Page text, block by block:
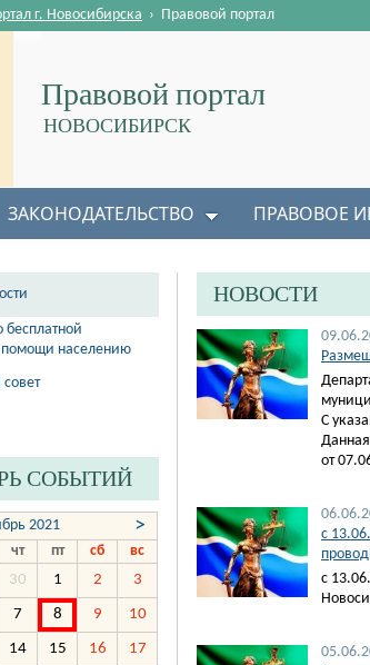
Правовой портал
НОВОСИБИРСК
г. Новосибирска › Правовой портал
ЗАКОНОДАТЕЛЬСТВО ПРАВОВОЕ
НОВОСТИ
С
от
​с
с
населению
СОБЫТИЙ
2021 >
чт пт сб
вс
30 1 2 3
7 8 9 10
14 15 16 17